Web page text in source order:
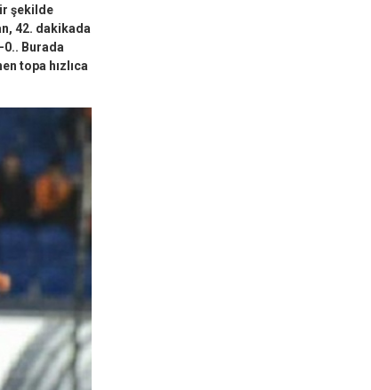
şekilde
42. dakikada
0.. Burada
topa hızlıca